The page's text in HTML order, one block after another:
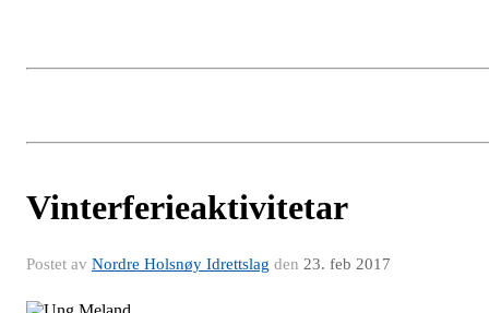
Vinterferieaktivitetar
Postet av Nordre Holsnøy Idrettslag den 23. feb 2017